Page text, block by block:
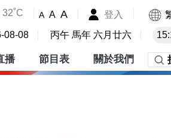
32˚C A A A 登入
08-08 丙午 馬年 六月廿六
播 節目表 關於我們